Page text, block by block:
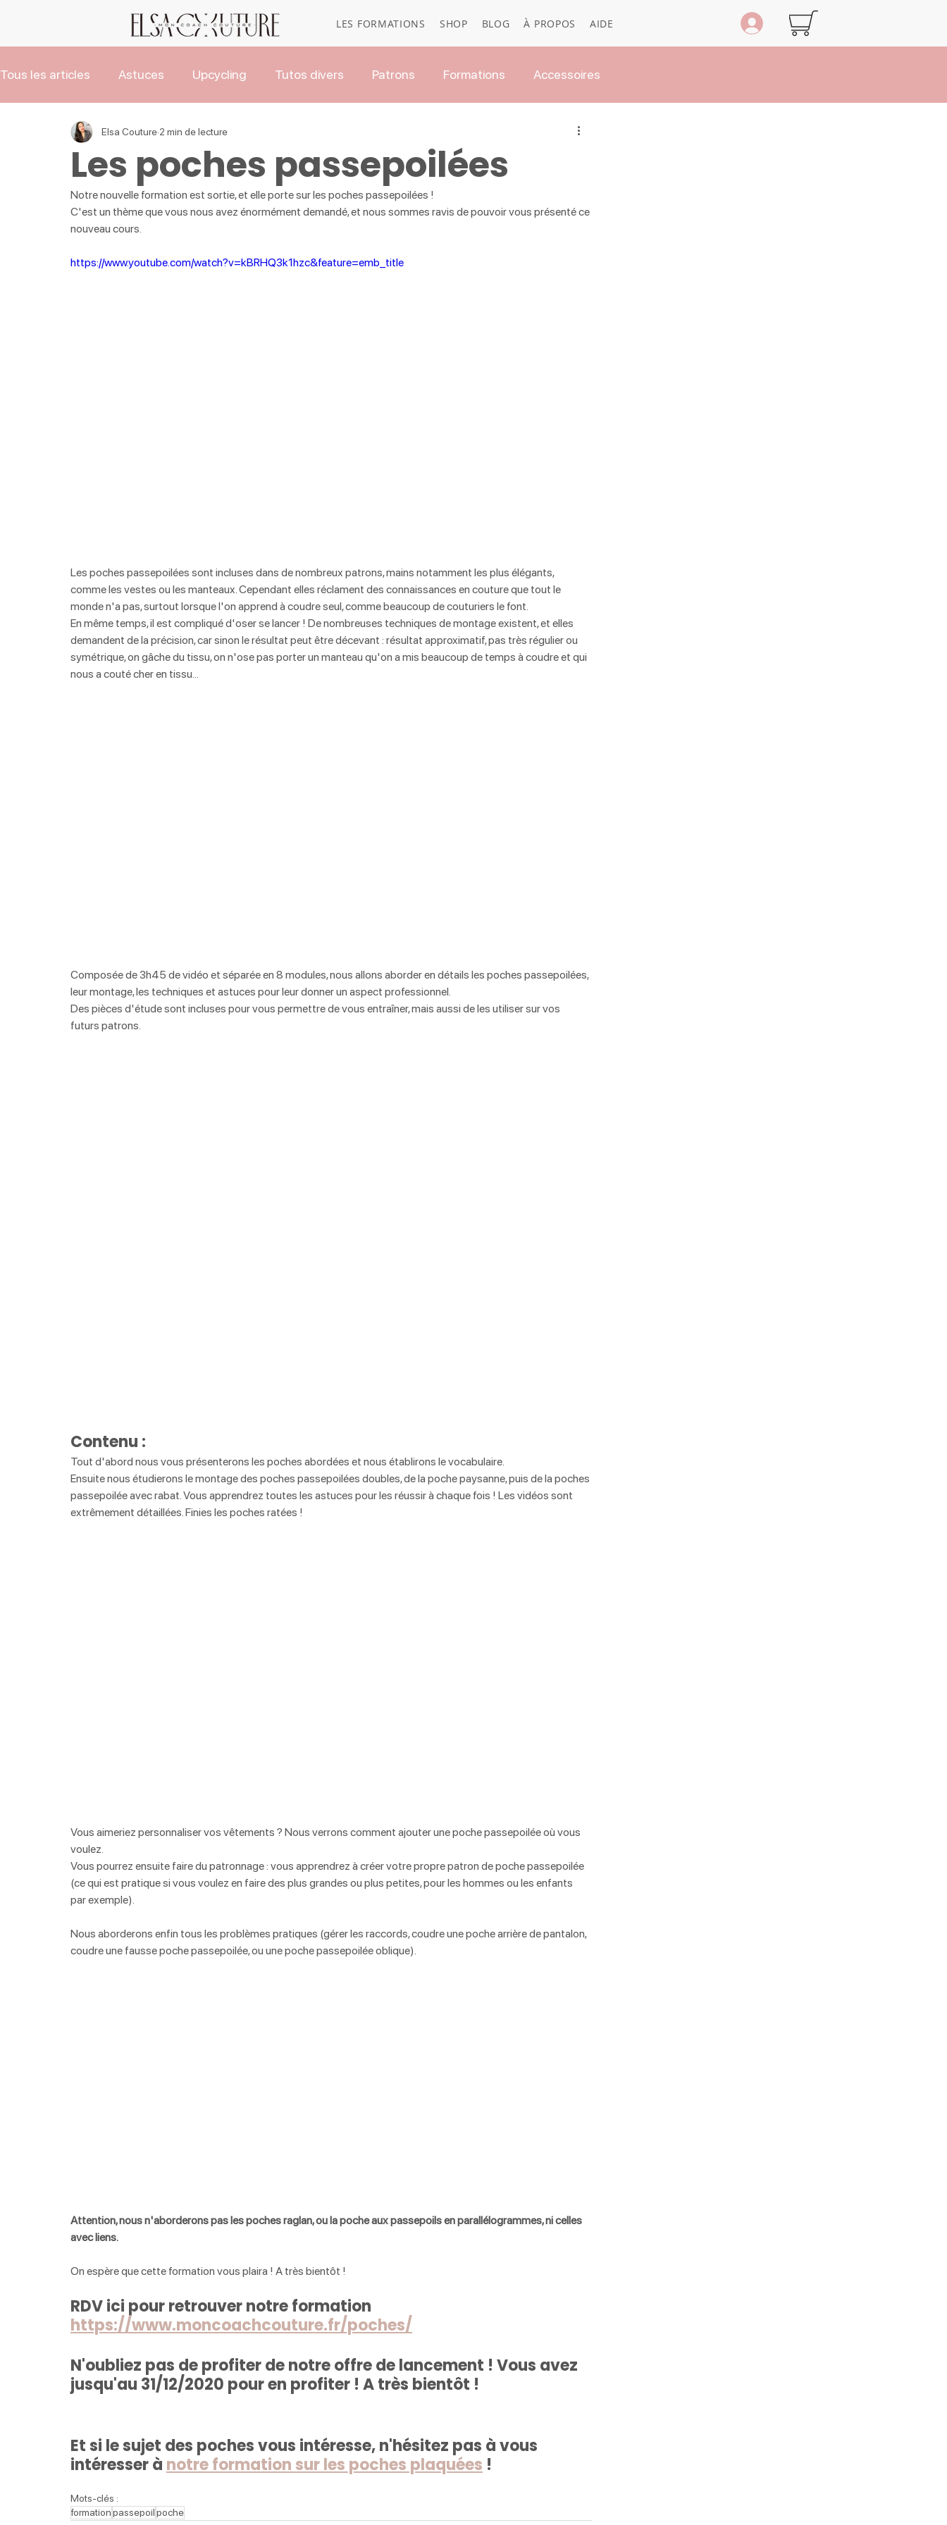
LES FORMATIONS SHOP BLOG À PROPOS AIDE
Tous les articles Astuces Upcycling Tutos divers Patrons Formations Accessoires
Les Tutos de Noël Actus
Les poches passepoilées
Elsa Couture 2 min de lecture
Notre nouvelle formation est sortie, et elle porte sur les poches passepoilées !
C'est un thème que vous nous avez énormément demandé, et nous sommes ravis de pouvoir vous présenté ce
nouveau cours.
https://www.youtube.com/watch?v=kBRHQ3k1hzc&feature=emb_title
Les poches passepoilées sont incluses dans de nombreux patrons, mains notamment les plus élégants,
comme les vestes ou les manteaux. Cependant elles réclament des connaissances en couture que tout le
monde n'a pas, surtout lorsque l'on apprend à coudre seul, comme beaucoup de couturiers le font.
En même temps, il est compliqué d'oser se lancer ! De nombreuses techniques de montage existent, et elles
demandent de la précision, car sinon le résultat peut être décevant : résultat approximatif, pas très régulier ou
symétrique, on gâche du tissu, on n'ose pas porter un manteau qu'on a mis beaucoup de temps à coudre et qui
nous a couté cher en tissu…
Composée de 3h45 de vidéo et séparée en 8 modules, nous allons aborder en détails les poches passepoilées,
leur montage, les techniques et astuces pour leur donner un aspect professionnel.
Des pièces d'étude sont incluses pour vous permettre de vous entraîner, mais aussi de les utiliser sur vos
futurs patrons.
Contenu :
Tout d'abord nous vous présenterons les poches abordées et nous établirons le vocabulaire.
Ensuite nous étudierons le montage des poches passepoilées doubles, de la poche paysanne, puis de la poches
passepoilée avec rabat. Vous apprendrez toutes les astuces pour les réussir à chaque fois ! Les vidéos sont
extrêmement détaillées. Finies les poches ratées !
Vous aimeriez personnaliser vos vêtements ? Nous verrons comment ajouter une poche passepoilée où vous
voulez.
Vous pourrez ensuite faire du patronnage : vous apprendrez à créer votre propre patron de poche passepoilée
(ce qui est pratique si vous voulez en faire des plus grandes ou plus petites, pour les hommes ou les enfants
par exemple).
Nous aborderons enfin tous les problèmes pratiques (gérer les raccords, coudre une poche arrière de pantalon,
coudre une fausse poche passepoilée, ou une poche passepoilée oblique).
Attention, nous n'aborderons pas les poches raglan, ou la poche aux passepoils en parallélogrammes, ni celles
avec liens.
On espère que cette formation vous plaira ! A très bientôt !
RDV ici pour retrouver notre formation
https://www.moncoachcouture.fr/poches/
N'oubliez pas de profiter de notre offre de lancement ! Vous avez
jusqu'au 31/12/2020 pour en profiter ! A très bientôt !
Et si le sujet des poches vous intéresse, n'hésitez pas à vous
intéresser à notre formation sur les poches plaquées !
Mots-clés :
formationpassepoilpoche